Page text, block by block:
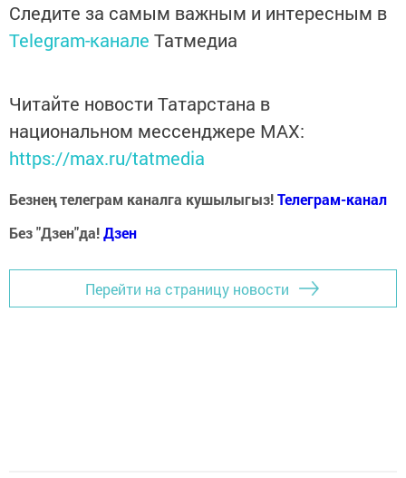
Следите за самым важным и интересным в
Telegram-канале Татмедиа
Читайте новости Татарстана в
национальном мессенджере MАХ:
https://max.ru/tatmedia
Безнең телеграм каналга кушылыгыз!Телеграм-канал
Без "Дзен"да!Дзен
Перейти на страницу новости